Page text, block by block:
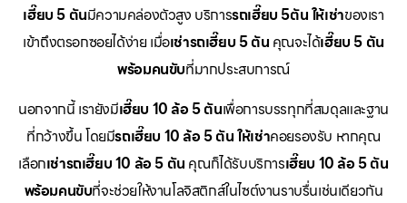
เฮี๊ยบ 5 ตันมีความคล่องตัวสูง บริการรถเฮี๊ยบ 5ตัน ให้เช่าของเรา
เข้าถึงตรอกซอยได้ง่าย เมื่อเช่ารถเฮี๊ยบ 5 ตัน คุณจะได้เฮี๊ยบ 5 ตัน
พร้อมคนขับที่มากประสบการณ์
นอกจากนี้ เรายังมีเฮี๊ยบ 10 ล้อ 5 ตันเพื่อการบรรทุกที่สมดุลและฐาน
ที่กว้างขึ้น โดยมีรถเฮี๊ยบ 10 ล้อ 5 ตัน ให้เช่าคอยรองรับ หากคุณ
เลือกเช่ารถเฮี๊ยบ 10 ล้อ 5 ตัน คุณก็ได้รับบริการเฮี๊ยบ 10 ล้อ 5 ตัน
พร้อมคนขับที่จะช่วยให้งานโลจิสติกส์ในไซต์งานราบรื่นเช่นเดียวกัน